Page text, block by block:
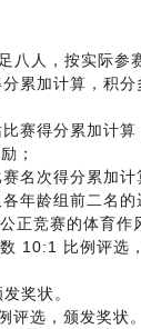
八人，按实际参
累加计算，积
赛得分累加计
；
名次得分累加
年龄组前二名的
正竞赛的体育作
10:1 比例评选
奖状。
评选，颁发奖状。